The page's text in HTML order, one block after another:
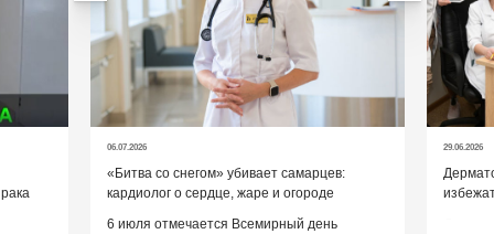
06.07.2026
«Битва со снегом» убивает самарцев:
кардиолог о сердце, жаре и огороде
6 июля отмечается Всемирный день
29.06.2026